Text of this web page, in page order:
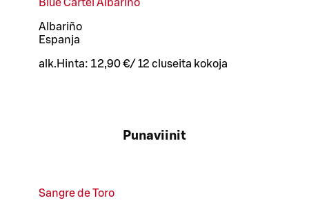
Blue Cartel Albariño
Albariño
Espanja
alk. Hinta: 12,90 €/ 12 cl useita kokoja
Punaviinit
Sangre de Toro